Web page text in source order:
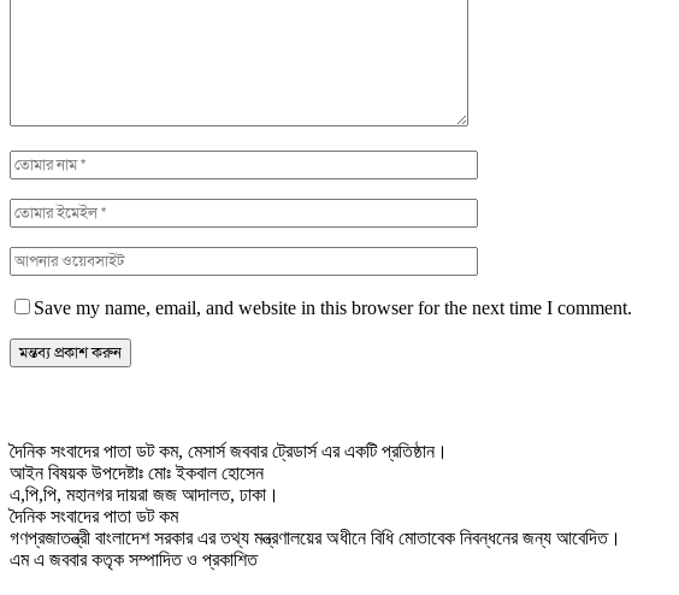
Save my name, email, and website in this browser for the next time I comment.
দৈনিক সংবাদের পাতা ডট কম, মেসার্স জববার ট্রেডার্স এর একটি প্রতিষ্ঠান।
আইন বিষয়ক উপদেষ্টাঃ মোঃ ইকবাল হোসেন
এ,পি,পি, মহানগর দায়রা জজ আদালত, ঢাকা।
দৈনিক সংবাদের পাতা ডট কম
গণপ্রজাতন্ত্রী বাংলাদেশ সরকার এর তথ্য মন্ত্রণালয়ের অধীনে বিধি মোতাবেক নিবন্ধনের জন্য আবেদিত।
এম এ জববার কতৃক সম্পাদিত ও প্রকাশিত